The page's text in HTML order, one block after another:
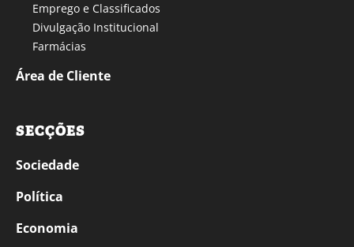
Emprego e Classificados
Divulgação Institucional
Farmácias
Área de Cliente
SECÇÕES
Sociedade
Política
Economia